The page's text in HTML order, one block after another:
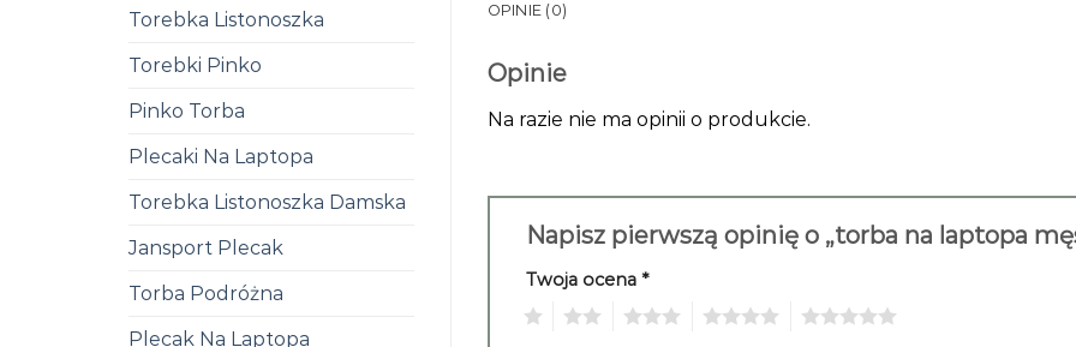
Torebka Listonoszka
Torebki Pinko
Pinko Torba
Plecaki Na Laptopa
Torebka Listonoszka Damska
Jansport Plecak
Torba Podróżna
Plecak Na Laptopa
OPINIE (0)
Opinie
Na razie nie ma opinii o produkcie.
Napisz pierwszą opinię o „torba na laptopa
Twoja ocena *